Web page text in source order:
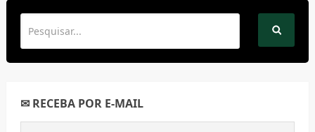
✉ RECEBA POR E-MAIL